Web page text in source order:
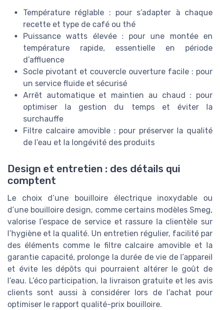
Température réglable : pour s’adapter à chaque
recette et type de café ou thé
Puissance watts élevée : pour une montée en
température rapide, essentielle en période
d’affluence
Socle pivotant et couvercle ouverture facile : pour
un service fluide et sécurisé
Arrêt automatique et maintien au chaud : pour
optimiser la gestion du temps et éviter la
surchauffe
Filtre calcaire amovible : pour préserver la qualité
de l’eau et la longévité des produits
Design et entretien : des détails qui
comptent
Le choix d’une bouilloire électrique inoxydable ou
d’une bouilloire design, comme certains modèles Smeg,
valorise l’espace de service et rassure la clientèle sur
l’hygiène et la qualité. Un entretien régulier, facilité par
des éléments comme le filtre calcaire amovible et la
garantie capacité, prolonge la durée de vie de l’appareil
et évite les dépôts qui pourraient altérer le goût de
l’eau. L’éco participation, la livraison gratuite et les avis
clients sont aussi à considérer lors de l’achat pour
optimiser le rapport qualité-prix bouilloire.